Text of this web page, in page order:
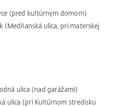
(pred kultúrnym domom)
(Medňanská ulica, pri materskej
ulica (nad garážami)
ulica (pri Kultúrnom stredisku